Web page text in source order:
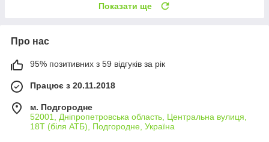
Показати ще
Про нас
95% позитивних з 59 відгуків за рік
Працює з 20.11.2018
м. Подгородне
52001, Дніпропетровська область, Центральна вулиця,
18Т (біля АТБ), Подгородне, Україна